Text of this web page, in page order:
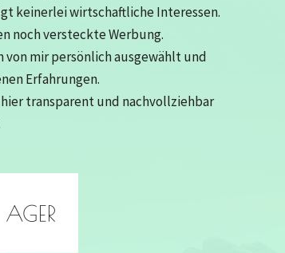
keinerlei wirtschaftliche Interessen.
noch versteckte Werbung.
mir persönlich ausgewählt und
Erfahrungen.
transparent und nachvollziehbar